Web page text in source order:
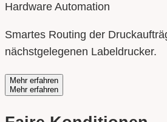
Hardware Automation
Smartes Routing der
nächstgelegenen Labeldrucker.
Mehr erfahren
Mehr erfahren